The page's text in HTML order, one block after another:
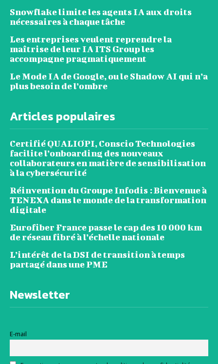
Snowflake limite les agents IA aux droits
nécessaires à chaque tâche
Les entreprises veulent reprendre la
maîtrise de leur IA ITS Group les
accompagne pragmatiquement
Le Mode IA de Google, ou le Shadow AI qui n’a
plus besoin de l’ombre
Articles populaires
Certifié QUALIOPI, Conscio Technologies
facilite l’onboarding des nouveaux
collaborateurs en matière de sensibilisation
à la cybersécurité
Réinvention du Groupe Infodis : Bienvenue à
TENEXA dans le monde de la transformation
digitale
Eurofiber France passe le cap des 10 000 km
de réseau fibré à l’échelle nationale
L’intérêt de la DSI de transition à temps
partagé dans une PME
Newsletter
E-mail